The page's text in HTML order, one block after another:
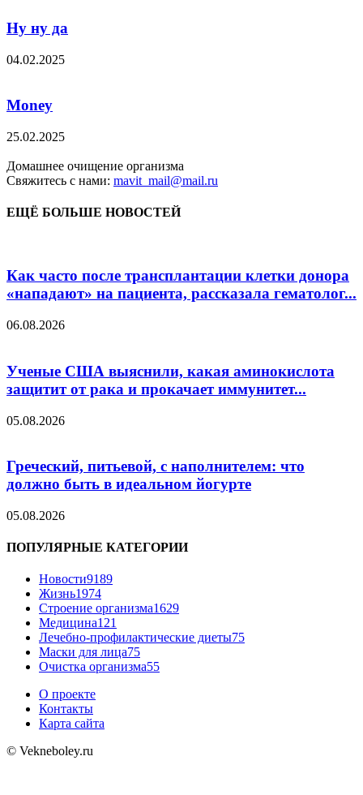
Ну ну да
04.02.2025
Money
25.02.2025
Домашнее очищение организма
Свяжитесь с нами: mavit_mail@mail.ru
ЕЩЁ БОЛЬШЕ НОВОСТЕЙ
Как часто после трансплантации клетки донора
«нападают» на пациента, рассказала гематолог...
06.08.2026
Ученые США выяснили, какая аминокислота
защитит от рака и прокачает иммунитет...
05.08.2026
Греческий, питьевой, с наполнителем: что
должно быть в идеальном йогурте
05.08.2026
ПОПУЛЯРНЫЕ КАТЕГОРИИ
Новости9189
Жизнь1974
Строение организма1629
Медицина121
Лечебно-профилактические диеты75
Маски для лица75
Очистка организма55
О проекте
Контакты
Карта сайта
© Vekneboley.ru